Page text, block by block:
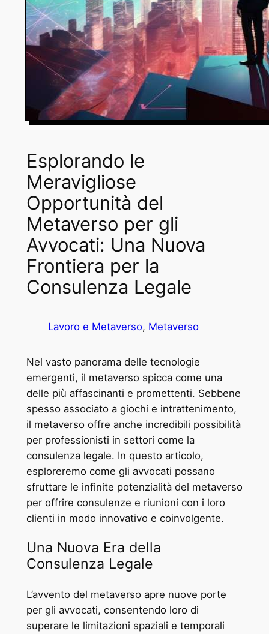
Esplorando le
Meravigliose
Opportunità del
Metaverso per gli
Avvocati: Una Nuova
Frontiera per la
Consulenza Legale
Lavoro e Metaverso, Metaverso
Nel vasto panorama delle tecnologie
emergenti, il metaverso spicca come una
delle più affascinanti e promettenti. Sebbene
spesso associato a giochi e intrattenimento,
il metaverso offre anche incredibili possibilità
per professionisti in settori come la
consulenza legale. In questo articolo,
esploreremo come gli avvocati possano
sfruttare le infinite potenzialità del metaverso
per offrire consulenze e riunioni con i loro
clienti in modo innovativo e coinvolgente.
Una Nuova Era della
Consulenza Legale
L’avvento del metaverso apre nuove porte
per gli avvocati, consentendo loro di
superare le limitazioni spaziali e temporali